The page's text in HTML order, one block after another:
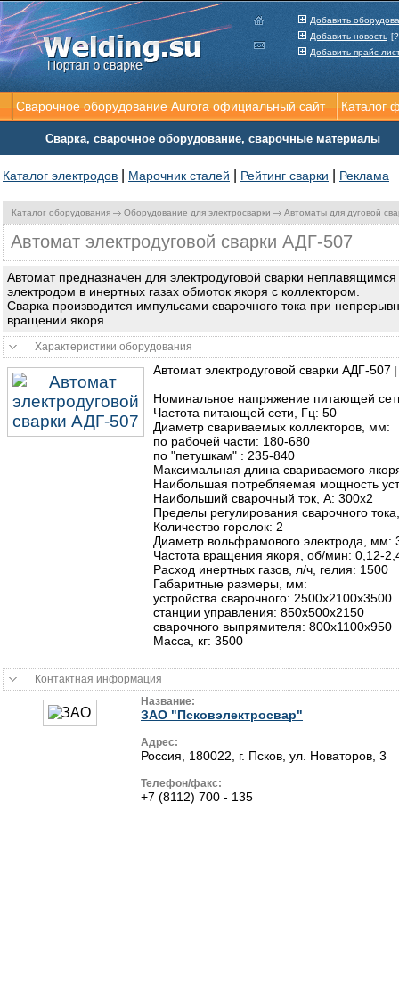
Каталог оборудования Оборудование для электросварки Автоматы для дуговой
Автомат электродуговой сварки АДГ-507
Автомат предназначен для электродуговой сварки неплавящимся
электродом в инертных газах обмоток якоря с коллектором.
Сварка производится импульсами сварочного тока при
вращении якоря.
Характеристики оборудования
Автомат электродуговой сварки АДГ-507
Номинальное напряжение питающей
Частота питающей сети, Гц: 50
Диаметр свариваемых коллекторов, мм:
по рабочей части: 180-680
по "петушкам" : 235-840
Максимальная длина свариваемого
Наибольшая потребляемая мощность
Наибольший сварочный ток, А: 300x2
Пределы регулирования сварочного
Количество горелок: 2
Диаметр вольфрамового электрода, мм:
Частота вращения якоря, об/мин: 0,12-
Расход инертных газов, л/ч, гелия: 1500
Габаритные размеры, мм:
устройства сварочного: 2500x2100x3500
станции управления: 850x500x2150
сварочного выпрямителя: 800x1100x950
Масса, кг: 3500
Контактная информация
Название:
ЗАО "Псковэлектросвар"
Адрес:
Россия, 180022, г. Псков, ул. Новаторов, 3
Телефон/факс:
+7 (8112) 700 - 135
Сварочное оборудование Aurora официальный сайт Каталог
Сварка, сварочное оборудование, сварочные материалы
Каталог электродов Марочник сталей Рейтинг сварки Реклама
Добавить
Добавить новость
Добавить прайс-